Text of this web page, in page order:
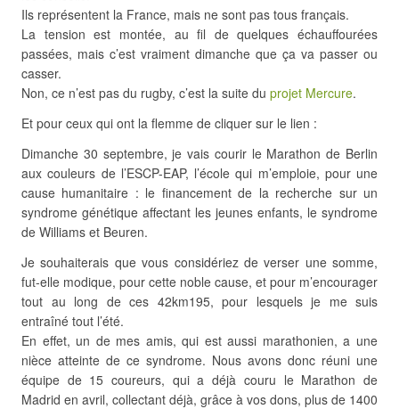
Ils représentent la France, mais ne sont pas tous français.
La tension est montée, au fil de quelques échauffourées
passées, mais c’est vraiment dimanche que ça va passer ou
casser.
Non, ce n’est pas du rugby, c’est la suite du projet Mercure.
Et pour ceux qui ont la flemme de cliquer sur le lien :
Dimanche 30 septembre, je vais courir le Marathon de Berlin
aux couleurs de l’ESCP-EAP, l’école qui m’emploie, pour une
cause humanitaire : le financement de la recherche sur un
syndrome génétique affectant les jeunes enfants, le syndrome
de Williams et Beuren.
Je souhaiterais que vous considériez de verser une somme,
fut-elle modique, pour cette noble cause, et pour m’encourager
tout au long de ces 42km195, pour lesquels je me suis
entraîné tout l’été.
En effet, un de mes amis, qui est aussi marathonien, a une
nièce atteinte de ce syndrome. Nous avons donc réuni une
équipe de 15 coureurs, qui a déjà couru le Marathon de
Madrid en avril, collectant déjà, grâce à vos dons, plus de 1400